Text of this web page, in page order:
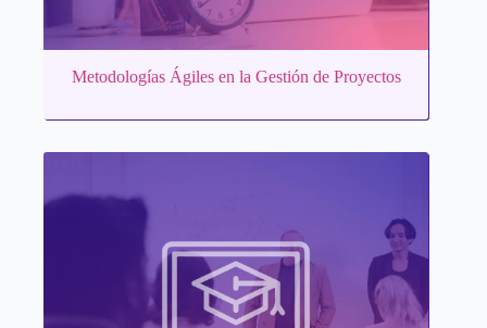
Metodologías Ágiles en la Gestión de Proyectos